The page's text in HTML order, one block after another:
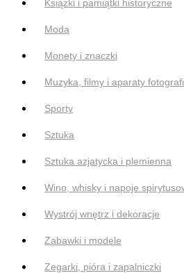
Książki i pamiątki historyczne
Moda
Monety i znaczki
Muzyka, filmy i aparaty
Sporty
Sztuka
Sztuka azjatycka i plemienna
Wino, whisky i napoje
Wystrój wnętrz i dekoracje
Zabawki i modele
Zegarki, pióra i zapalniczki